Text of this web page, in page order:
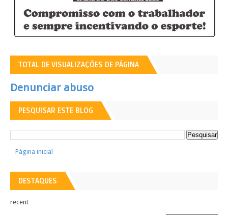
TOTAL DE VISUALIZAÇÕES DE PÁGINA
Denunciar abuso
PESQUISAR ESTE BLOG
Página inicial
DESTAQUES
recent